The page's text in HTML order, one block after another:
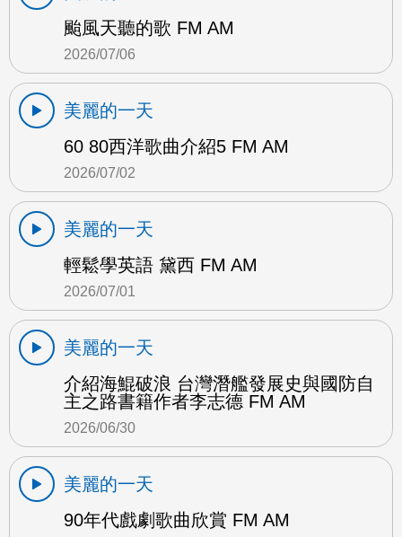
颱風天聽的歌 FM AM
2026/07/06
美麗的一天
60 80西洋歌曲介紹5 FM AM
2026/07/02
美麗的一天
輕鬆學英語 黛西 FM AM
2026/07/01
美麗的一天
介紹海鯤破浪 台灣潛艦發展史與國防自
主之路書籍作者李志德 FM AM
2026/06/30
美麗的一天
90年代戲劇歌曲欣賞 FM AM